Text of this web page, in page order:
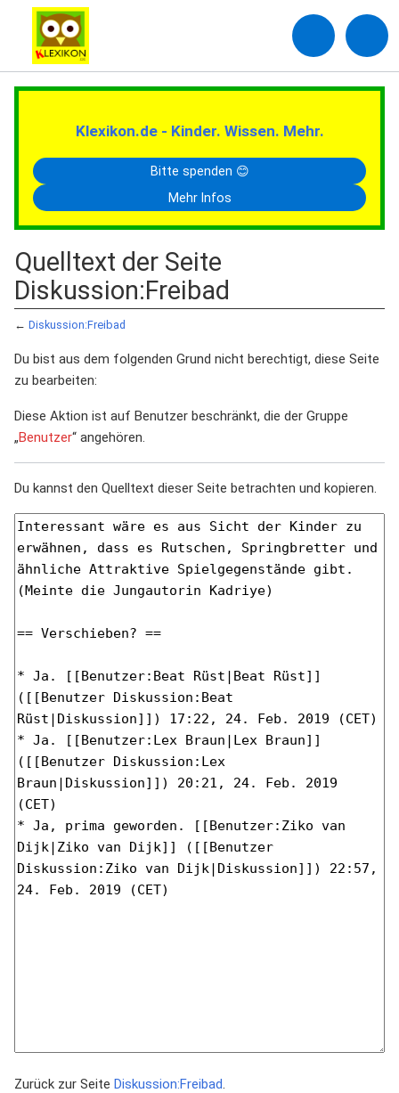
Klexikon.de - Kinder. Wissen. Mehr.
Bitte spenden 😊
Mehr Infos
Quelltext der Seite
Diskussion:Freibad
← Diskussion:Freibad
Du bist aus dem folgenden Grund nicht berechtigt, diese Seite
zu bearbeiten:
Diese Aktion ist auf Benutzer beschränkt, die der Gruppe
„Benutzer“ angehören.
Du kannst den Quelltext dieser Seite betrachten und kopieren.
Zurück zur Seite Diskussion:Freibad.